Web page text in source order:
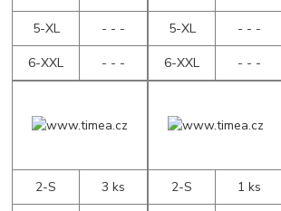
5-XL
- - -
6-XXL
- - -
5-XL
- - -
6-XXL
- - -
2-S
3 ks
2-S
1 ks